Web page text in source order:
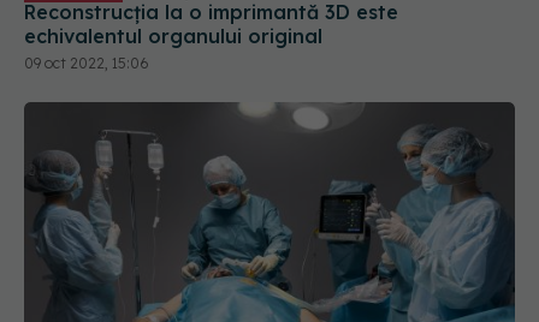
Reconstrucția la o imprimantă 3D este
echivalentul organului original
09 oct 2022, 15:06